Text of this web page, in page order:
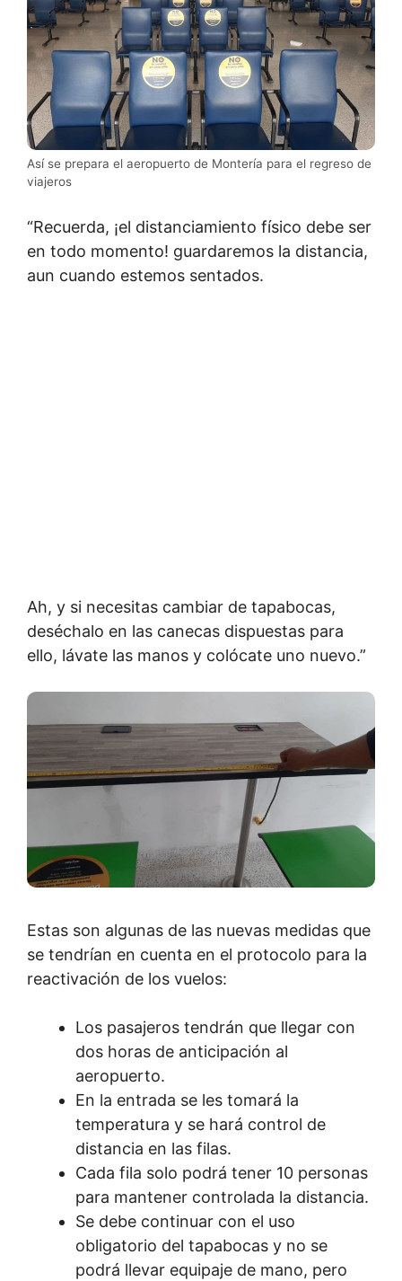
Así se prepara el aeropuerto de Montería para el regreso de
viajeros
“Recuerda, ¡el distanciamiento físico debe ser
en todo momento! guardaremos la distancia,
aun cuando estemos sentados.
Ah, y si necesitas cambiar de tapabocas,
deséchalo en las canecas dispuestas para
ello, lávate las manos y colócate uno nuevo.”
Estas son algunas de las nuevas medidas que
se tendrían en cuenta en el protocolo para la
reactivación de los vuelos:
Los pasajeros tendrán que llegar con
dos horas de anticipación al
aeropuerto.
En la entrada se les tomará la
temperatura y se hará control de
distancia en las filas.
Cada fila solo podrá tener 10 personas
para mantener controlada la distancia.
Se debe continuar con el uso
obligatorio del tapabocas y no se
podrá llevar equipaje de mano, pero